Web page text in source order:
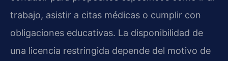
trabajo, asistir a citas médicas o cumplir con
obligaciones educativas. La disponibilidad de
una licencia restringida depende del motivo de